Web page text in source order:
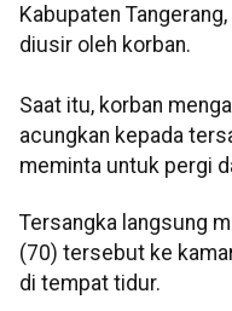
Kabupaten
diusir oleh korban.
Saat itu, korban
acungkan kepada
meminta untuk pergi
Tersangka langsung
(70) tersebut ke
di tempat tidur.